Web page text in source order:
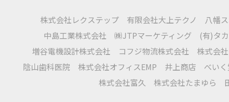
株式会社レクステップ 有限会社大上テクノ 八幡
中島工業株式会社
㈱JTPマーケティング (有)タ
増谷電機設計株式会社
コフジ物流株式会社 株式会
陰山歯科医院
株式会社オフィスEMP 井上商店 べい
株式会社富久
株式会社たまゆら